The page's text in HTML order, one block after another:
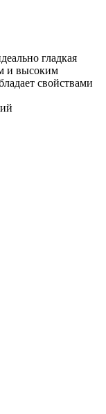
гладкая
и высоким
свойствами